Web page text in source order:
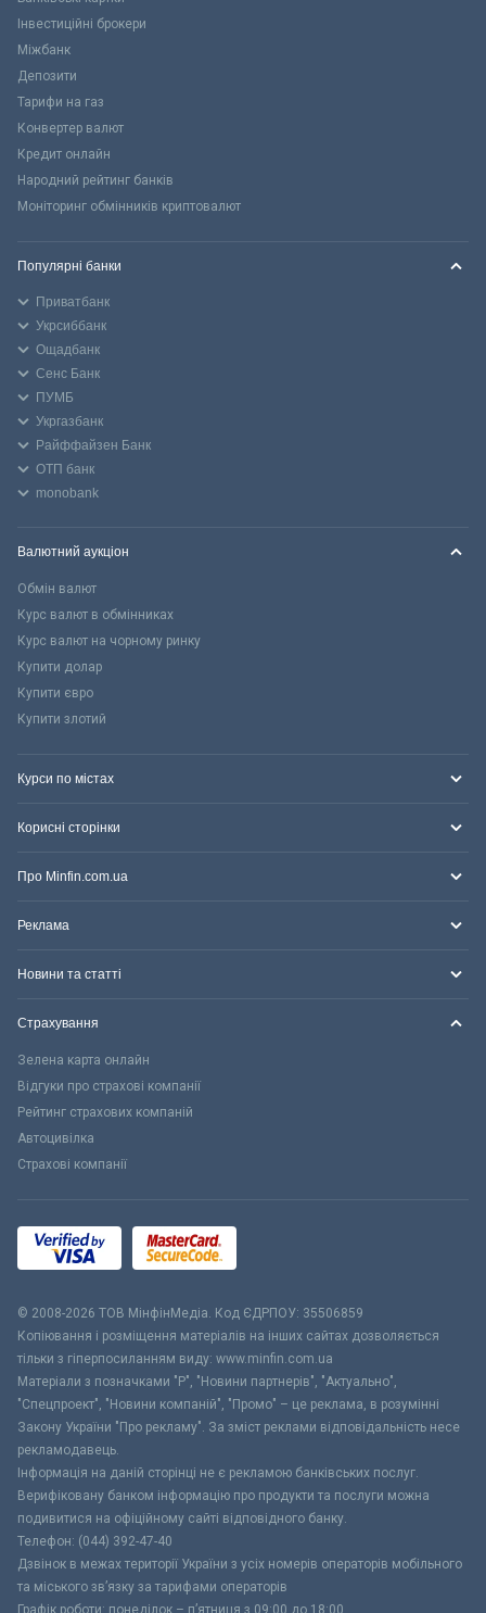
Інвестиційні брокери
Міжбанк
Депозити
Тарифи на газ
Конвертер валют
Кредит онлайн
Народний рейтинг банків
Моніторинг обмінників криптовалют
Популярні банки
Приватбанк
Укрсиббанк
Ощадбанк
Сенс Банк
ПУМБ
Укргазбанк
Райффайзен Банк
ОТП банк
monobank
Валютний аукціон
Обмін валют
Курс валют в обмінниках
Курс валют на чорному ринку
Купити долар
Купити євро
Купити злотий
Курси по містах
Корисні сторінки
Про Minfin.com.ua
Реклама
Новини та статті
Страхування
Зелена карта онлайн
Відгуки про страхові компанії
Рейтинг страхових компаній
Автоцивілка
Страхові компанії
© 2008-2026 ТОВ МiнфiнМедiа. Код ЄДРПОУ: 35506859
Копіювання і розміщення матеріалів на інших сайтах дозволяється
тільки з гіперпосиланням виду: www.minfin.com.ua
Матеріали з позначками "Р", "Новини партнерів", "Актуально",
"Спецпроект", "Новини компаній", "Промо" – це реклама, в розумінні
Закону України "Про рекламу". За зміст реклами відповідальність несе
рекламодавець.
Інформація на даній сторінці не є рекламою банківських послуг.
Верифіковану банком інформацію про продукти та послуги можна
подивитися на офіційному сайті відповідного банку.
Телефон: (044) 392-47-40
Дзвінок в межах території України з усіх номерів операторів мобільного
та міського зв’язку за тарифами операторів
Графік роботи: понеділок – п’ятниця з 09:00 до 18:00